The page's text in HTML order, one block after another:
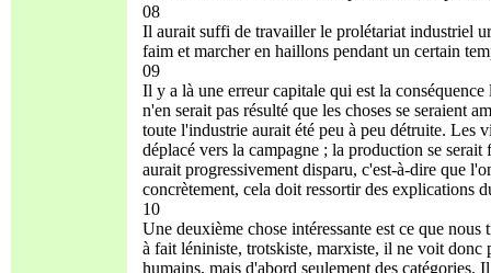
08
Il aurait suffi de travailler le prolétariat industriel
faim et marcher en haillons pendant un certain
09
Il y a là une erreur capitale qui est la
n'en serait pas résulté que les choses se seraient
toute l'industrie aurait été peu à peu détruite. Les
déplacé vers la campagne ; la production se
aurait progressivement disparu, c'est-à-dire que
concrètement, cela doit ressortir des explications
10
Une deuxième chose intéressante est ce que
à fait léniniste, trotskiste, marxiste, il ne voit donc
humains, mais d'abord seulement des catégories.